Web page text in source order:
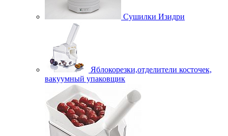
Сушилки Изидри
Яблокорезки,отделители косточек,
вакуумный упаковщик